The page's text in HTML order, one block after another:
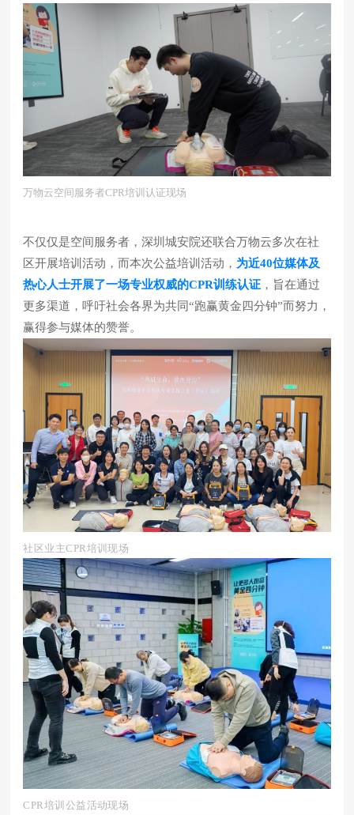
万物云空间服务者CPR培训认证现场
不仅仅是空间服务者，深圳城安院还联合万物云多次在社
区开展培训活动，而本次公益培训活动， 为近40位媒体及
热心人士开展了一场专业权威的CPR训练认证 ，旨在通过
更多渠道，呼吁社会各界为共同“跑赢黄金四分钟”而努力，
赢得参与媒体的赞誉。
社区业主CPR培训现场
CPR培训公益活动现场